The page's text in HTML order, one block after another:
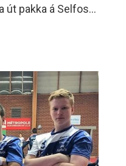
út pakka á Selfossi